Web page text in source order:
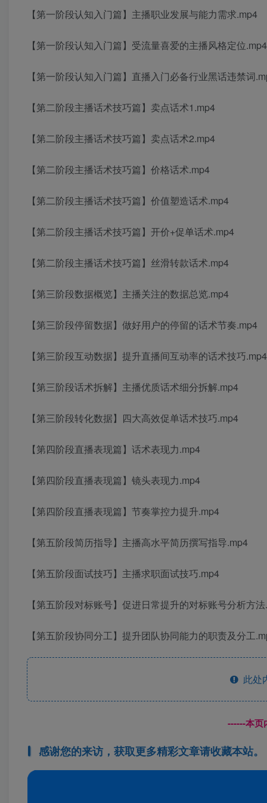
【第一阶段认知入门篇】主播职业发展与能力需求.mp4
【第一阶段认知入门篇】受流量喜爱的主播风格定位.mp4
【第一阶段认知入门篇】直播入门必备行业黑话违禁词
【第二阶段主播话术技巧篇】卖点话术1.mp4
【第二阶段主播话术技巧篇】卖点话术2.mp4
【第二阶段主播话术技巧篇】价格话术.mp4
【第二阶段主播话术技巧篇】价值塑造话术.mp4
【第二阶段主播话术技巧篇】开价+促单话术.mp4
【第二阶段主播话术技巧篇】丝滑转款话术.mp4
【第三阶段数据概览】主播关注的数据总览.mp4
【第三阶段停留数据】做好用户的停留的话术节奏.mp4
【第三阶段互动数据】提升直播间互动率的话术技巧.mp4
【第三阶段话术拆解】主播优质话术细分拆解.mp4
【第三阶段转化数据】四大高效促单话术技巧.mp4
【第四阶段直播表现篇】话术表现力.mp4
【第四阶段直播表现篇】镜头表现力.mp4
【第四阶段直播表现篇】节奏掌控力提升.mp4
【第五阶段简历指导】主播高水平简历撰写指导.mp4
【第五阶段面试技巧】主播求职面试技巧.mp4
【第五阶段对标账号】促进日常提升的对标账号分析方
【第五阶段协同分工】提升团队协同能力的职责及分工
此处
------本页
感谢您的来访，获取更多精彩文章请收藏本站。